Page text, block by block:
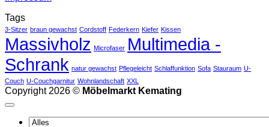
Tags
3-Sitzer braun gewachst Cordstoff Federkern Kiefer Kissen
Massivholz Microfaser Multimedia -
Schrank natur gewachst Pflegeleicht Schlaffunktion Sofa Stauraum U-
Couch U-Couchgarnitur Wohnlandschaft XXL
Copyright 2026 © Möbelmarkt Kemating